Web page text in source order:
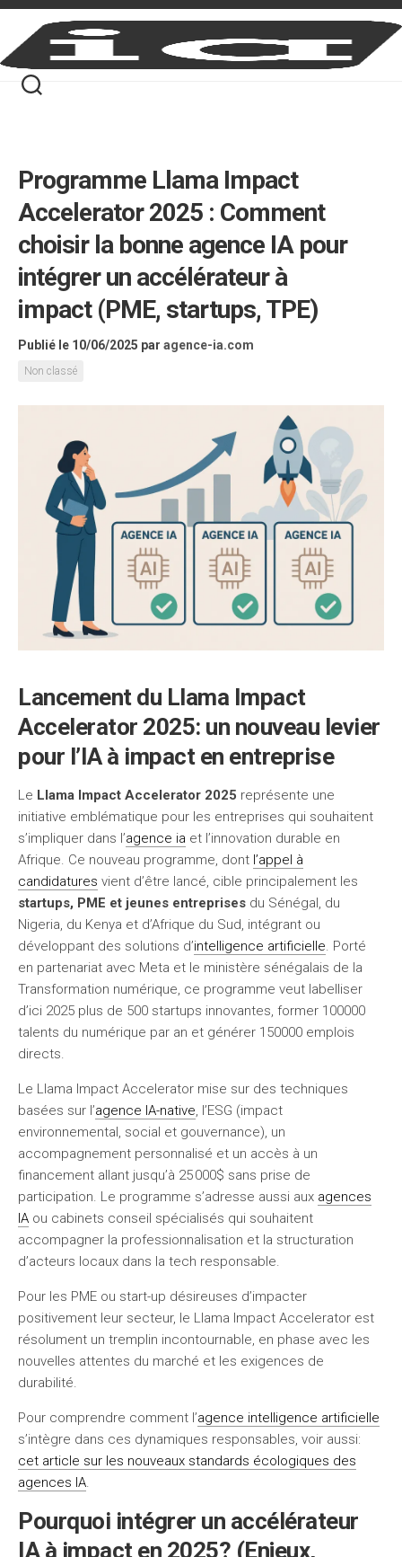
Skip
content
Programme Llama Impact
Accelerator 2025 : Comment
choisir la bonne agence IA pour
intégrer un accélérateur à
impact (PME, startups, TPE)
Publié le 10/06/2025 par agence-ia.com
Non classé
Lancement du Llama Impact
Accelerator 2025: un nouveau levier
pour l’IA à impact en entreprise
Le Llama Impact Accelerator 2025 représente une
initiative emblématique pour les entreprises qui souhaitent
s’impliquer dans l’agence ia et l’innovation durable en
Afrique. Ce nouveau programme, dont l’appel à
candidatures vient d’être lancé, cible principalement les
startups, PME et jeunes entreprises du Sénégal, du
Nigeria, du Kenya et d’Afrique du Sud, intégrant ou
développant des solutions d’intelligence artificielle. Porté
en partenariat avec Meta et le ministère sénégalais de la
Transformation numérique, ce programme veut labelliser
d’ici 2025 plus de 500 startups innovantes, former 100000
talents du numérique par an et générer 150000 emplois
directs.
Le Llama Impact Accelerator mise sur des techniques
basées sur l’agence IA-native, l’ESG (impact
environnemental, social et gouvernance), un
accompagnement personnalisé et un accès à un
financement allant jusqu’à 25 000$ sans prise de
participation. Le programme s’adresse aussi aux agences
IA ou cabinets conseil spécialisés qui souhaitent
accompagner la professionnalisation et la structuration
d’acteurs locaux dans la tech responsable.
Pour les PME ou start-up désireuses d’impacter
positivement leur secteur, le Llama Impact Accelerator est
résolument un tremplin incontournable, en phase avec les
nouvelles attentes du marché et les exigences de
durabilité.
Pour comprendre comment l’agence intelligence artificielle
s’intègre dans ces dynamiques responsables, voir aussi:
cet article sur les nouveaux standards écologiques des
agences IA.
Pourquoi intégrer un accélérateur
IA à impact en 2025? (Enjeux,